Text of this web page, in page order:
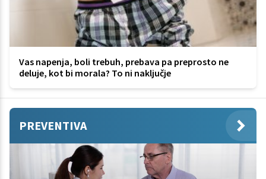
Vas napenja, boli trebuh, prebava pa preprosto ne
deluje, kot bi morala? To ni naključje
PREVENTIVA